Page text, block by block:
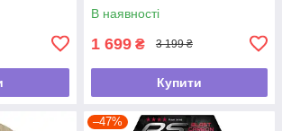
В наявності
1 699 ₴ 3 199 ₴
Купити
–47%